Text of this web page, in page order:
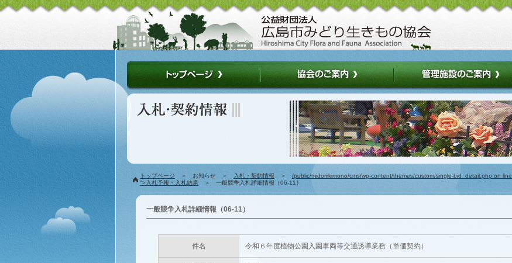
トップページ ＞ お知らせ ＞ 入札・契約情報 ＞ /public/midoriikimono/cms/wp-content/themes/custom/single-bid_detail.php on line
">入札予報・入札結果 ＞ 一般競争入札詳細情報（06-11）
一般競争入札詳細情報（06-11）
件名 令和６年度植物公園入園車両等交通誘導業務（単価契約）